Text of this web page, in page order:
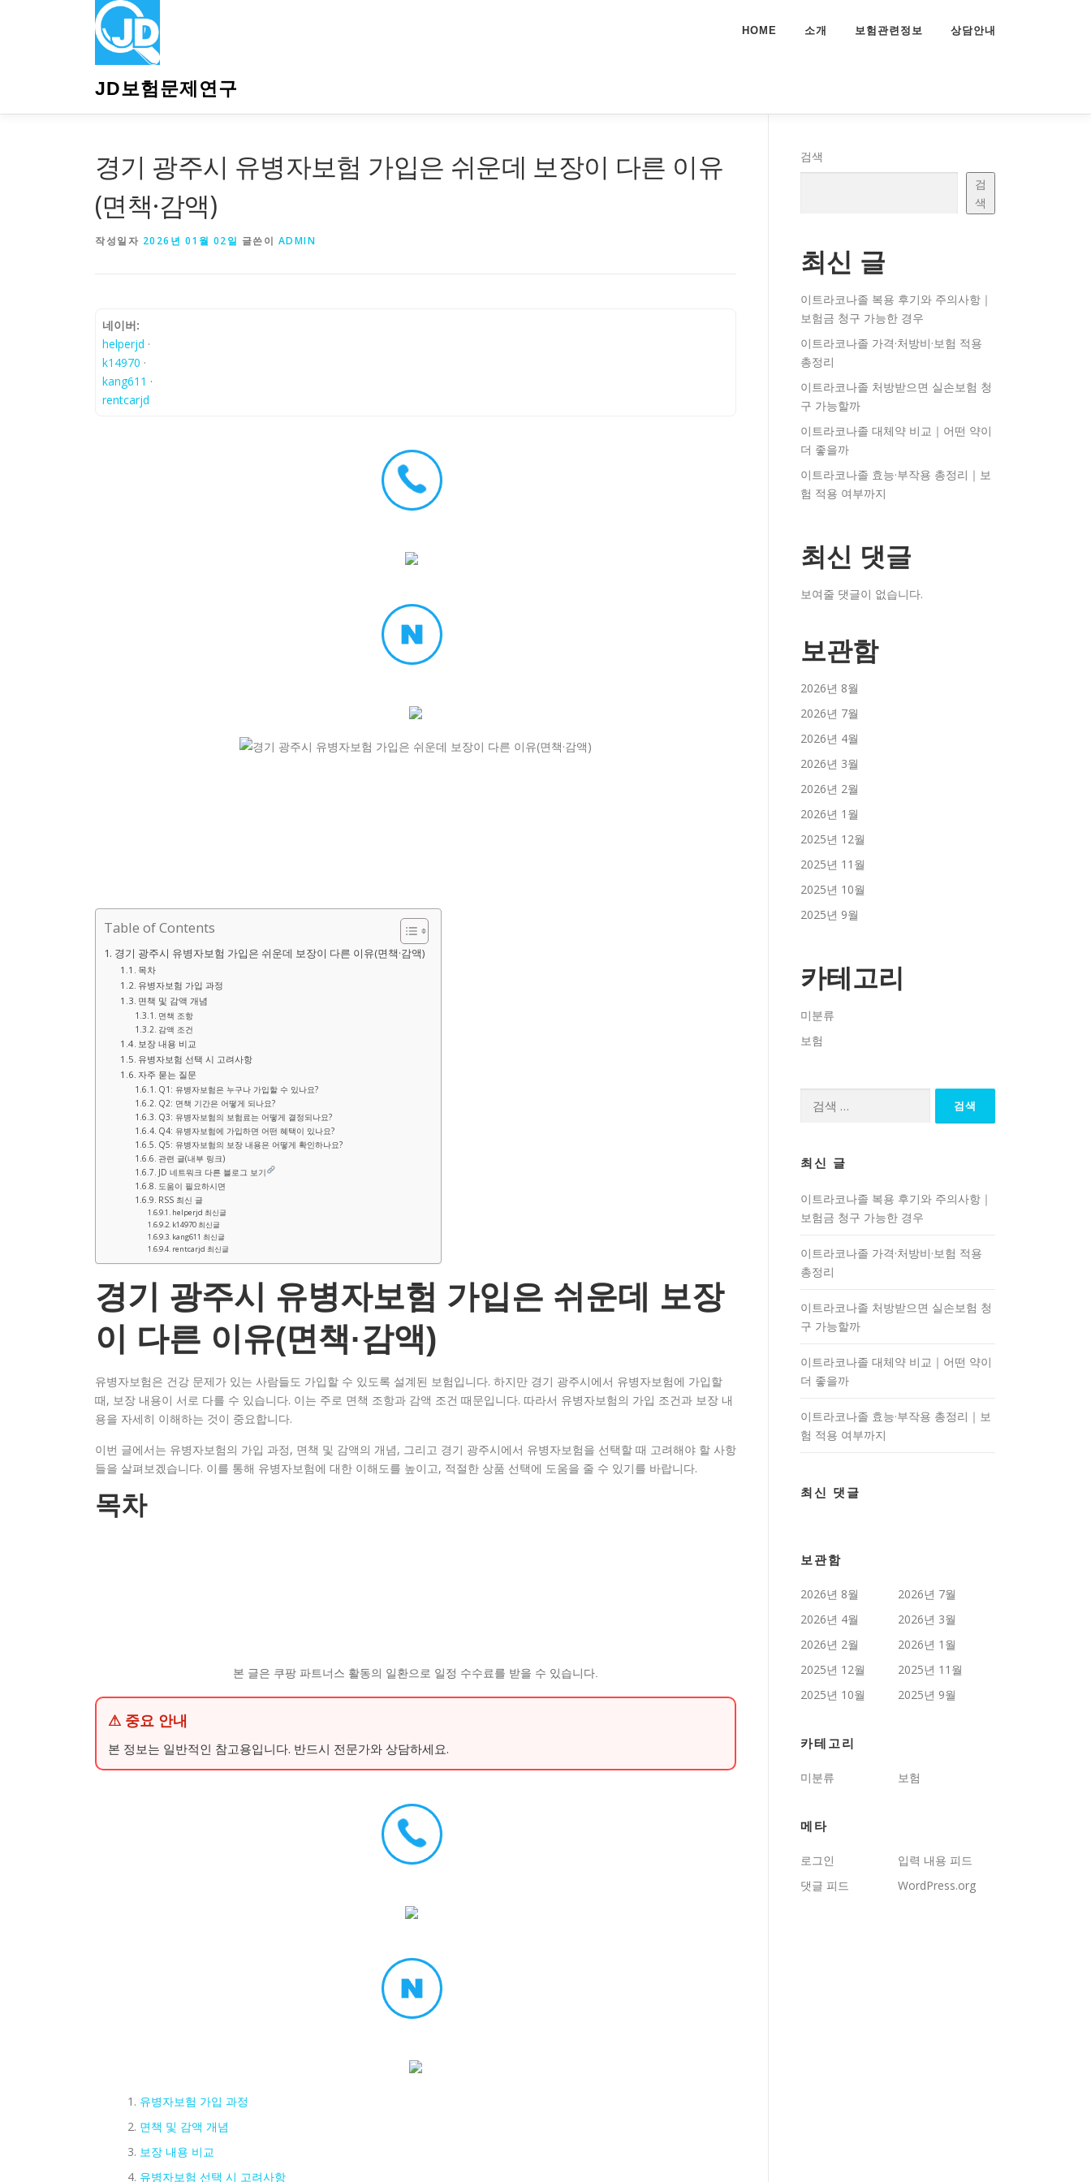
JD보험문제연구
HOME 소개 보험관련정보 상담안내
경기 광주시 유병자보험 가입은 쉬운데 보장이 다른 이유
(면책·감액)
작성일자 2026년 01월 02일 글쓴이 ADMIN
네이버:
helperjd ·
k14970 ·
kang611 ·
rentcarjd
Table of Contents
경기 광주시 유병자보험 가입은 쉬운데 보장이 다른 이유(면책·감액)
목차
유병자보험 가입 과정
면책 및 감액 개념
면책 조항
감액 조건
보장 내용 비교
유병자보험 선택 시 고려사항
자주 묻는 질문
Q1: 유병자보험은 누구나 가입할 수 있나요?
Q2: 면책 기간은 어떻게 되나요?
Q3: 유병자보험의 보험료는 어떻게 결정되나요?
Q4: 유병자보험에 가입하면 어떤 혜택이 있나요?
Q5: 유병자보험의 보장 내용은 어떻게 확인하나요?
관련 글(내부 링크)
JD 네트워크 다른 블로그 보기
도움이 필요하시면
RSS 최신 글
helperjd 최신글
k14970 최신글
kang611 최신글
rentcarjd 최신글
경기 광주시 유병자보험 가입은 쉬운데 보장
이 다른 이유(면책·감액)
유병자보험은 건강 문제가 있는 사람들도 가입할 수 있도록 설계된 보험입니다. 하지만 경기 광주시에서 유병자보험에 가입할
때, 보장 내용이 서로 다를 수 있습니다. 이는 주로 면책 조항과 감액 조건 때문입니다. 따라서 유병자보험의 가입 조건과 보장 내
용을 자세히 이해하는 것이 중요합니다.
이번 글에서는 유병자보험의 가입 과정, 면책 및 감액의 개념, 그리고 경기 광주시에서 유병자보험을 선택할 때 고려해야 할 사항
들을 살펴보겠습니다. 이를 통해 유병자보험에 대한 이해도를 높이고, 적절한 상품 선택에 도움을 줄 수 있기를 바랍니다.
목차
본 글은 쿠팡 파트너스 활동의 일환으로 일정 수수료를 받을 수 있습니다.
⚠ 중요 안내
본 정보는 일반적인 참고용입니다. 반드시 전문가와 상담하세요.
유병자보험 가입 과정
면책 및 감액 개념
보장 내용 비교
유병자보험 선택 시 고려사항
검색
검
색
최신 글
이트라코나졸 복용 후기와 주의사항｜
보험금 청구 가능한 경우
이트라코나졸 가격·처방비·보험 적용
총정리
이트라코나졸 처방받으면 실손보험 청
구 가능할까
이트라코나졸 대체약 비교｜어떤 약이
더 좋을까
이트라코나졸 효능·부작용 총정리｜보
험 적용 여부까지
최신 댓글
보여줄 댓글이 없습니다.
보관함
2026년 8월
2026년 7월
2026년 4월
2026년 3월
2026년 2월
2026년 1월
2025년 12월
2025년 11월
2025년 10월
2025년 9월
카테고리
미분류
보험
최신 글
이트라코나졸 복용 후기와 주의사항｜
보험금 청구 가능한 경우
이트라코나졸 가격·처방비·보험 적용
총정리
이트라코나졸 처방받으면 실손보험 청
구 가능할까
이트라코나졸 대체약 비교｜어떤 약이
더 좋을까
이트라코나졸 효능·부작용 총정리｜보
험 적용 여부까지
최신 댓글
보관함
2026년 8월
2026년 7월
2026년 4월
2026년 3월
2026년 2월
2026년 1월
2025년 12월
2025년 11월
2025년 10월
2025년 9월
카테고리
미분류 보험
메타
로그인
입력 내용 피드
댓글 피드
WordPress.org